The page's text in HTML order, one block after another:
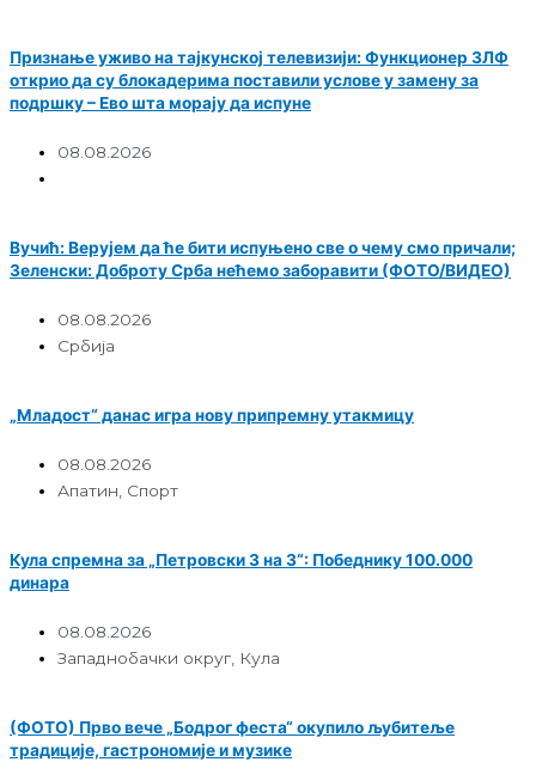
Признање уживо на тајкунској телевизији: Функционер ЗЛФ
открио да су блокадерима поставили услове у замену за
подршку – Ево шта морају да испуне
08.08.2026
Вучић: Верујем да ће бити испуњено све о чему смо причали;
Зеленски: Доброту Срба нећемо заборавити (ФОТО/ВИДЕО)
08.08.2026
Србија
„Младост“ данас игра нову припремну утакмицу
08.08.2026
Апатин Спорт
Кула спремна за „Петровски 3 на 3“: Победнику 100.000
динара
08.08.2026
Западнобачки округ Кула
(ФОТО) Прво вече „Бодрог феста“ окупило љубитеље
традиције, гастрономије и музике